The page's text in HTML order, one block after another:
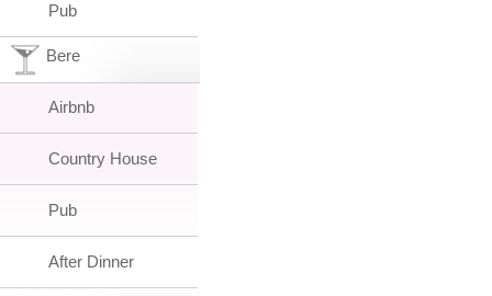
Pub
Bere
Airbnb
Country House
Pub
After Dinner